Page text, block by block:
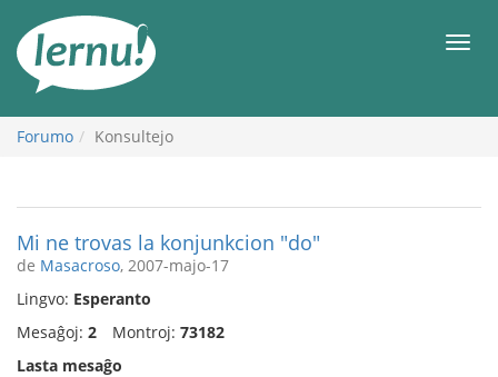
enhavo
Forumo Konsultejo
Mi ne trovas la konjunkcion "do"
de Masacroso, 2007-majo-17
Lingvo: Esperanto
Mesaĝoj: 2 Montroj: 73182
Lasta mesaĝo